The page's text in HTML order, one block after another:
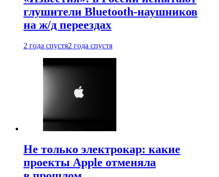
глушители Bluetooth-наушников
на ж/д переездах
2 года спустя2 года спустя
Не только электрокар: какие
проекты Apple отменяла